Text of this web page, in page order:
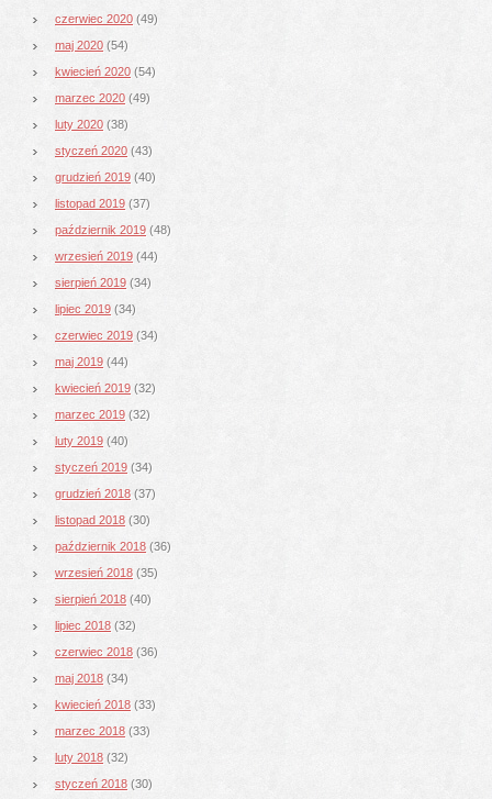
czerwiec 2020 (49)
maj 2020 (54)
kwiecień 2020 (54)
marzec 2020 (49)
luty 2020 (38)
styczeń 2020 (43)
grudzień 2019 (40)
listopad 2019 (37)
październik 2019 (48)
wrzesień 2019 (44)
sierpień 2019 (34)
lipiec 2019 (34)
czerwiec 2019 (34)
maj 2019 (44)
kwiecień 2019 (32)
marzec 2019 (32)
luty 2019 (40)
styczeń 2019 (34)
grudzień 2018 (37)
listopad 2018 (30)
październik 2018 (36)
wrzesień 2018 (35)
sierpień 2018 (40)
lipiec 2018 (32)
czerwiec 2018 (36)
maj 2018 (34)
kwiecień 2018 (33)
marzec 2018 (33)
luty 2018 (32)
styczeń 2018 (30)